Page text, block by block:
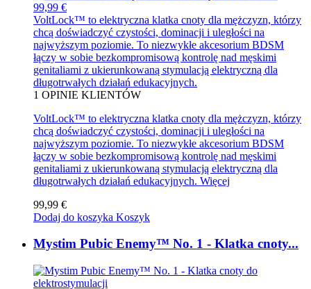
99,99 €
VoltLock™ to elektryczna klatka cnoty dla mężczyzn, którzy
chcą doświadczyć czystości, dominacji i uległości na
najwyższym poziomie. To niezwykłe akcesorium BDSM
łączy w sobie bezkompromisową kontrolę nad męskimi
genitaliami z ukierunkowaną stymulacją elektryczną dla
długotrwałych działań edukacyjnych.
1 OPINIE KLIENTÓW
VoltLock™ to elektryczna klatka cnoty dla mężczyzn, którzy
chcą doświadczyć czystości, dominacji i uległości na
najwyższym poziomie. To niezwykłe akcesorium BDSM
łączy w sobie bezkompromisową kontrolę nad męskimi
genitaliami z ukierunkowaną stymulacją elektryczną dla
długotrwałych działań edukacyjnych. Więcej
99,99 €
Dodaj do koszyka Koszyk
Mystim Pubic Enemy™ No. 1 - Klatka cnoty...